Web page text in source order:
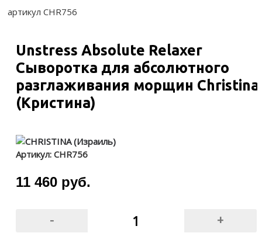
артикул CHR756
Unstress Absolute Relaxer
Сыворотка для абсолютного
разглаживания морщин Christina
(Кристина)
Артикул: CHR756
11 460 руб.
- +